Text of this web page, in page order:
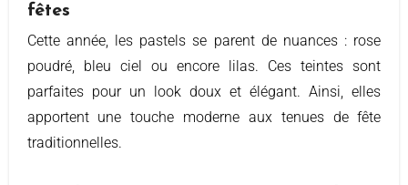
fêtes
Cette année, les pastels se parent de nuances : rose
poudré, bleu ciel ou encore lilas. Ces teintes sont
parfaites pour un look doux et élégant. Ainsi, elles
apportent une touche moderne aux tenues de fête
traditionnelles.